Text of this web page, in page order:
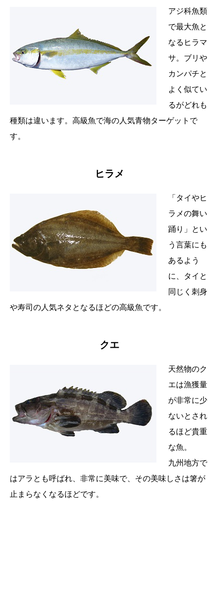
アジ科魚類
で最大魚と
なるヒラマ
サ。ブリや
カンパチと
よく似てい
るがどれも
種類は違います。高級魚で海の人気青物ターゲットで
す。
ヒラメ
「タイやヒ
ラメの舞い
踊り」とい
う言葉にも
あるよう
に、タイと
同じく刺身
や寿司の人気ネタとなるほどの高級魚です。
クエ
天然物のク
エは漁獲量
が非常に少
ないとされ
るほど貴重
な魚。
九州地方で
はアラとも呼ばれ、非常に美味で、その美味しさは箸が
止まらなくなるほどです。